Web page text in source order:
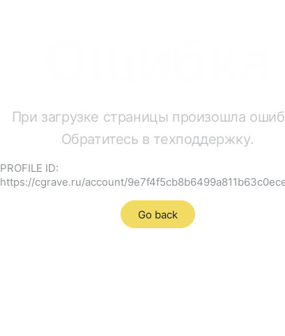
При загрузке страницы произошла
Обратитесь в техподдержку.
PROFILE ID:
https://cgrave.ru/account/
Go back